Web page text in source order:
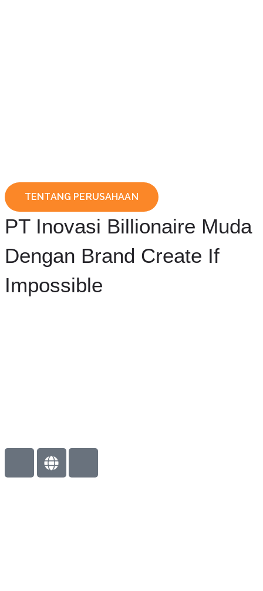
TENTANG PERUSAHAAN
PT Inovasi Billionaire Muda
Dengan Brand Create If
Impossible